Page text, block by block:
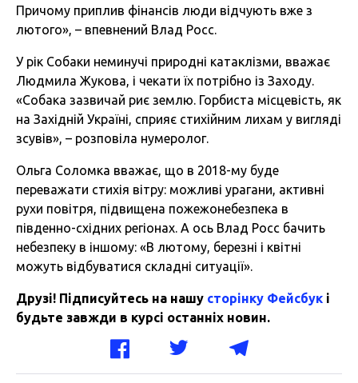
Причому приплив фінансів люди відчують вже з
лютого», – впевнений Влад Росс.
У рік Собаки неминучі природні катаклізми, вважає
Людмила Жукова, і чекати їх потрібно із Заходу.
«Собака зазвичай риє землю. Горбиста місцевість, як
на Західній Україні, сприяє стихійним лихам у вигляді
зсувів», – розповіла нумеролог.
Ольга Соломка вважає, що в 2018-му буде
переважати стихія вітру: можливі урагани, активні
рухи повітря, підвищена пожежонебезпека в
південно-східних регіонах. А ось Влад Росс бачить
небезпеку в іншому: «В лютому, березні і квітні
можуть відбуватися складні ситуації».
Друзі! Підписуйтесь на нашу сторінку Фейсбук і
будьте завжди в курсі останніх новин.